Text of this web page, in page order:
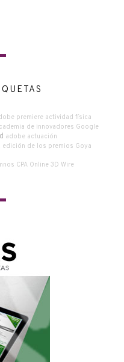
premiere actividad física
de innovadores Google
adobe actuación
edición de los premios Goya
CPA Online 3D Wire